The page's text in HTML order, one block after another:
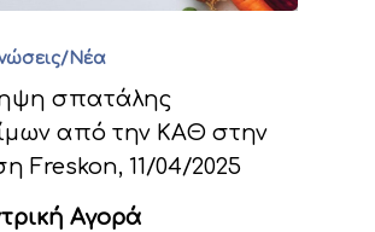
Νέα
σπατάλης
από την ΚΑΘ στην
Freskon, 11/04/2025
Αγορά